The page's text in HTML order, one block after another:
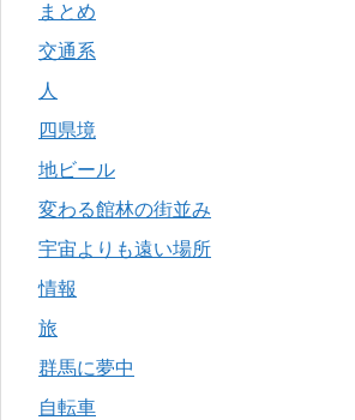
まとめ
交通系
人
四県境
地ビール
変わる館林の街並み
宇宙よりも遠い場所
情報
旅
群馬に夢中
自転車